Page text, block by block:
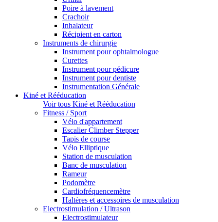
Poire à lavement
Crachoir
Inhalateur
Récipient en carton
Instruments de chirurgie
Instrument pour ophtalmologue
Curettes
Instrument pour pédicure
Instrument pour dentiste
Instrumentation Générale
Kiné et Rééducation
Voir tous Kiné et Rééducation
Fitness / Sport
Vélo d'appartement
Escalier Climber Stepper
Tapis de course
Vélo Elliptique
Station de musculation
Banc de musculation
Rameur
Podomètre
Cardiofréquencemètre
Haltères et accessoires de musculation
Electrostimulation / Ultrason
Electrostimulateur